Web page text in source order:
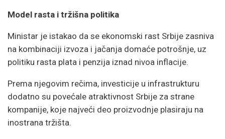
Model rasta i tržišna politika
Ministar je istakao da se ekonomski rast Srbije zasniva
na kombinaciji izvoza i jačanja domaće potrošnje, uz
politiku rasta plata i penzija iznad nivoa inflacije.
Prema njegovim rečima, investicije u infrastrukturu
dodatno su povećale atraktivnost Srbije za strane
kompanije, koje najveći deo proizvodnje plasiraju na
inostrana tržišta.